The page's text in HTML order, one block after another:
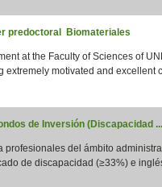
predoctoral Biomateriales
at the Faculty of Sciences of
extremely motivated and excellent
de Inversión (Discapacidad ...
profesionales del ámbito
de discapacidad (≥33%) e